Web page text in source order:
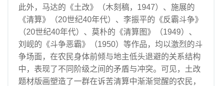
此外，马达的《土改》（木刻稿，1947）、施展的
《清算》（20世纪40年代）、李振平的《反霸斗争》
（20世纪40年代）、莫朴的《清算图》（1949）、
刘岘的《斗争恶霸》（1950）等作品，均以激烈的斗
争场面，在农民身体前倾与地主低头退避的关系结构
中，表现了不同阶级之间的矛盾与冲突。可见，土改
题材版画塑造了一群在诉苦清算中渐渐觉醒的农民，